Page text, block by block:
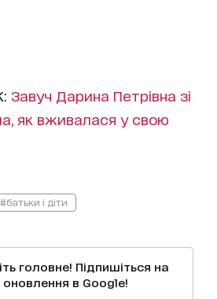
Завуч Дарина Петрівна зі
як вживалася у свою
#батьки і діти
головне! Підпишіться на
оновлення в Google!